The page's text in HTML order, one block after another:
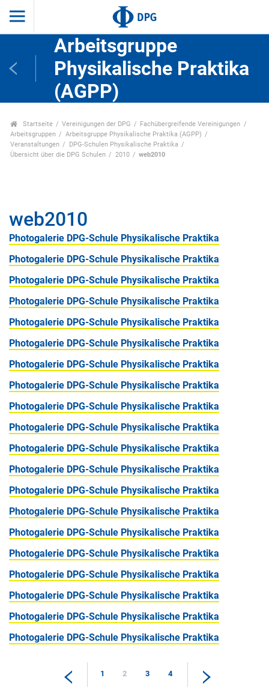
Arbeitsgruppe
Physikalische Praktika
(AGPP)
Startseite Vereinigungen der DPG
Fachübergreifende Vereinigungen
Arbeitsgruppen
Arbeitsgruppe Physikalische Praktika (AGPP)
Veranstaltungen
DPG-Schulen Physikalische Praktika
Übersicht über die DPG Schulen
2010 web2010
web2010
Photogalerie DPG-Schule Physikalische Praktika
Photogalerie DPG-Schule Physikalische Praktika
Photogalerie DPG-Schule Physikalische Praktika
Photogalerie DPG-Schule Physikalische Praktika
Photogalerie DPG-Schule Physikalische Praktika
Photogalerie DPG-Schule Physikalische Praktika
Photogalerie DPG-Schule Physikalische Praktika
Photogalerie DPG-Schule Physikalische Praktika
Photogalerie DPG-Schule Physikalische Praktika
Photogalerie DPG-Schule Physikalische Praktika
Photogalerie DPG-Schule Physikalische Praktika
Photogalerie DPG-Schule Physikalische Praktika
Photogalerie DPG-Schule Physikalische Praktika
Photogalerie DPG-Schule Physikalische Praktika
Photogalerie DPG-Schule Physikalische Praktika
Photogalerie DPG-Schule Physikalische Praktika
Photogalerie DPG-Schule Physikalische Praktika
Photogalerie DPG-Schule Physikalische Praktika
Photogalerie DPG-Schule Physikalische Praktika
Photogalerie DPG-Schule Physikalische Praktika
1 2 3 4